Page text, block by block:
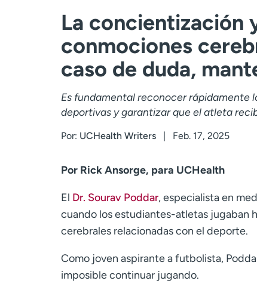
News & stories
La concientización
conmociones
caso de duda,
Es fundamental reconocer rápidamente
deportivas y garantizar que el atleta
Por: UCHealth Writers Feb. 17, 2025
Por Rick Ansorge, para UCHealth
El Dr. Sourav Poddar, especialista en
cuando los estudiantes-atletas jugaban
cerebrales relacionadas con el deporte.
Como joven aspirante a futbolista,
imposible continuar jugando.